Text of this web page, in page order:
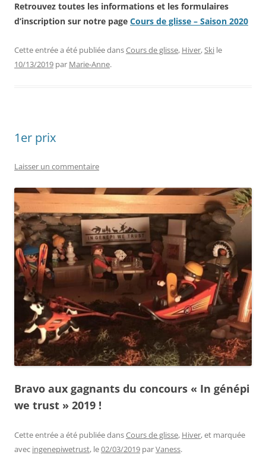
Retrouvez toutes les informations et les formulaires
d’inscription sur notre page Cours de glisse – Saison 2020
Cette entrée a été publiée dansCours de glisse, Hiver,Ski le
10/13/2019 par Marie-Anne.
1er prix
Laisser un commentaire
Bravo aux gagnants du concours « In génépi
we trust » 2019 !
Cette entrée a été publiée dansCours de glisse, Hiver, et marquée
avec ingenepiwetrust, le02/03/2019 parVaness.